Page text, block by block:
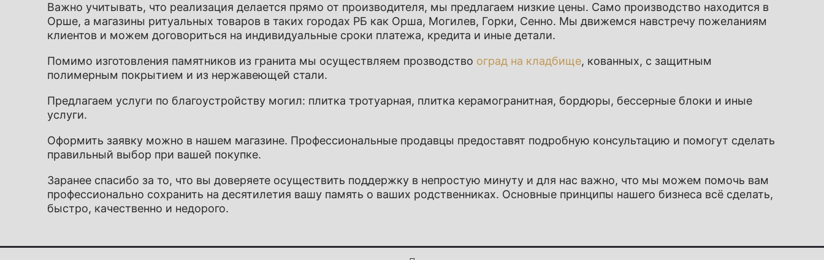
Важно учитывать, что реализация делается прямо от производителя, мы предлагаем низкие цены. Само производство находится в
Орше, а магазины ритуальных товаров в таких городах РБ как Орша, Могилев, Горки, Сенно. Мы движемся навстречу пожеланиям
клиентов и можем договориться на индивидуальные сроки платежа, кредита и иные детали.
Помимо изготовления памятников из гранита мы осуществляем прозводство оград на кладбище, кованных, с защитным
полимерным покрытием и из нержавеющей стали.
Предлагаем услуги по благоустройству могил: плитка тротуарная, плитка керамогранитная, бордюры, бессерные блоки и иные
услуги.
Оформить заявку можно в нашем магазине. Профессиональные продавцы предоставят подробную консультацию и помогут сделать
правильный выбор при вашей покупке.
Заранее спасибо за то, что вы доверяете осуществить поддержку в непростую минуту и для нас важно, что мы можем помочь вам
профессионально сохранить на десятилетия вашу память о ваших родственниках. Основные принципы нашего бизнеса всё сделать,
быстро, качественно и недорого.